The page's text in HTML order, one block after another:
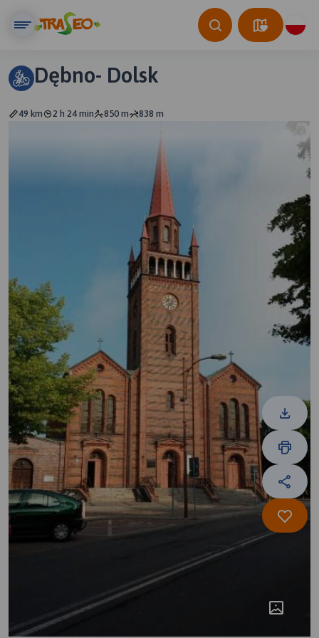
Dębno- Dolsk
49 km 2 h 24 min 850 m 838 m